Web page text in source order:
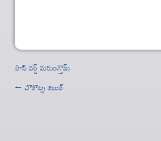
పాస్ వర్డ్ మరుంగ్తొమ్
← చొకొట్న కబుర్